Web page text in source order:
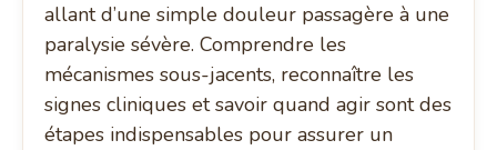
allant d’une simple douleur passagère à une
paralysie sévère. Comprendre les
mécanismes sous-jacents, reconnaître les
signes cliniques et savoir quand agir sont des
étapes indispensables pour assurer un